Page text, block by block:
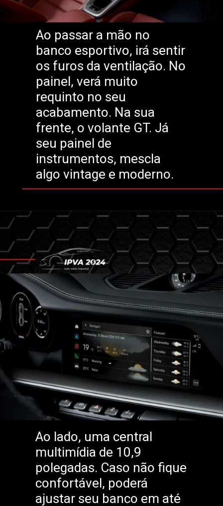
Ao passar a mão no
banco esportivo, irá sentir
os furos da ventilação. No
painel, verá muito
requinto no seu
acabamento. Na sua
frente, o volante GT. Já
seu painel de
instrumentos, mescla
algo vintage e moderno.
Ao lado, uma central
multimídia de 10,9
polegadas. Caso não fique
confortável, poderá
ajustar seu banco em até